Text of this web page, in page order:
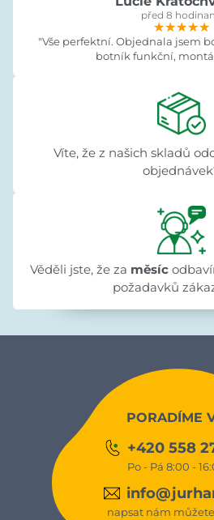
před 8
★★★★★
★★★★★
★★★★★
"Vše perfektní. Objednala jsem
botník funkční,
Víte, že z našich skladů
Věděli jste, že za měsíc
požadavků
PORADÍME
+420 558
Po - Pá 8:00 -
napsat nám